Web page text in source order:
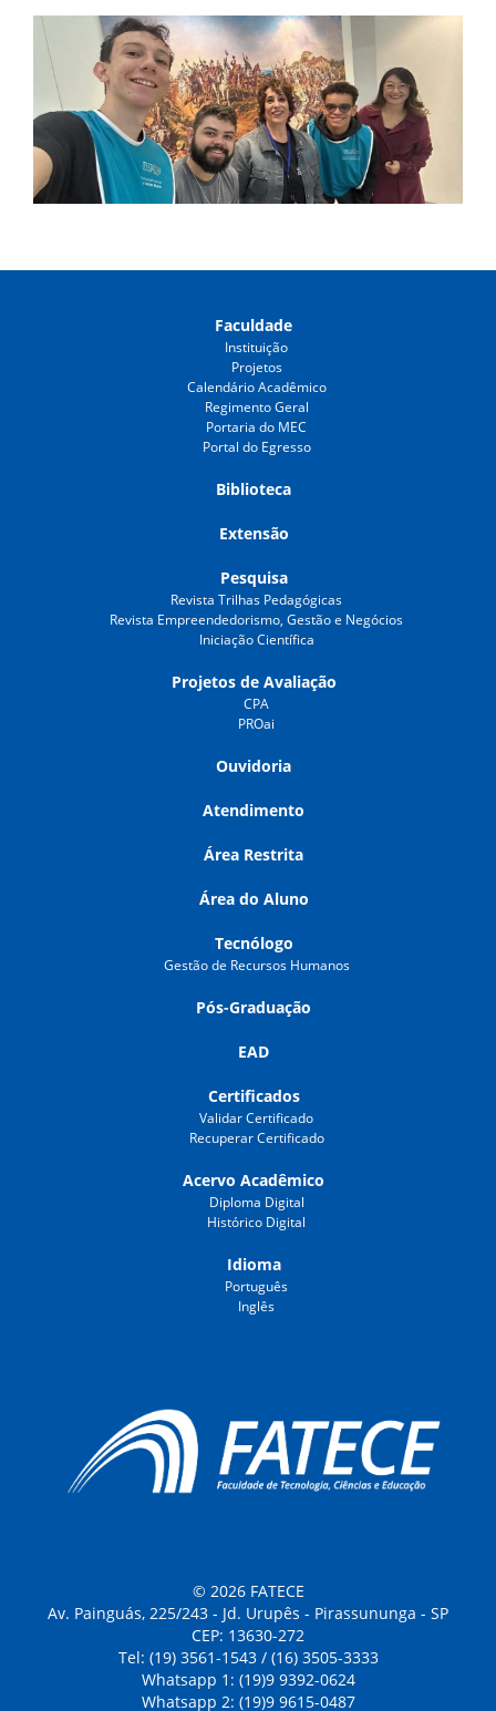
Faculdade
Instituição
Projetos
Calendário Acadêmico
Regimento Geral
Portaria do MEC
Portal do Egresso
Biblioteca
Extensão
Pesquisa
Revista Trilhas Pedagógicas
Revista Empreendedorismo, Gestão e Negócios
Iniciação Científica
Projetos de Avaliação
CPA
PROai
Ouvidoria
Atendimento
Área Restrita
Área do Aluno
Tecnólogo
Gestão de Recursos Humanos
Pós-Graduação
EAD
Certificados
Validar Certificado
Recuperar Certificado
Acervo Acadêmico
Diploma Digital
Histórico Digital
Idioma
Português
Inglês
© 2026 FATECE
Av. Painguás, 225/243 - Jd. Urupês - Pirassununga - SP
CEP: 13630-272
Tel: (19) 3561-1543 / (16) 3505-3333
Whatsapp 1: (19)9 9392-0624
Whatsapp 2: (19)9 9615-0487